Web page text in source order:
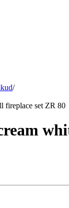
/
fireplace set ZR 80